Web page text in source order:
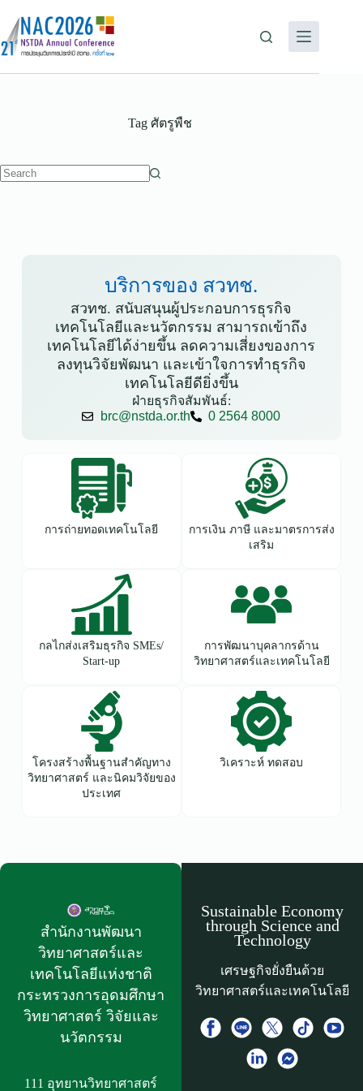
Tagศัตรูพืช
บริการของ สวทช.
สวทช. สนับสนุนผู้ประกอบการธุรกิจ
เทคโนโลยีและนวัตกรรม สามารถเข้าถึง
เทคโนโลยีได้ง่ายขึ้น ลดความเสี่ยงของการ
ลงทุนวิจัยพัฒนา และเข้าใจการทำธุรกิจ
เทคโนโลยีดียิ่งขึ้น
ฝ่ายธุรกิจสัมพันธ์:
brc@nstda.or.th
0 2564 8000
การถ่ายทอดเทคโนโลยี
การเงิน ภาษี และมาตรการส่ง
เสริม
กลไกส่งเสริมธุรกิจ SMEs/
Start-up
การพัฒนาบุคลากรด้าน
วิทยาศาสตร์และเทคโนโลยี
โครงสร้างพื้นฐานสำคัญทาง
วิทยาศาสตร์ และนิคมวิจัยของ
ประเทศ
วิเคราะห์ ทดสอบ
สำนักงานพัฒนา
วิทยาศาสตร์และ
เทคโนโลยีแห่งชาติ​
กระทรวงการอุดมศึกษา
วิทยาศาสตร์ วิจัยและ
นวัตกรรม
111 อุทยานวิทยาศาสตร์
Sustainable Economy
through Science and
Technology
เศรษฐกิจยั่งยืนด้วย
วิทยาศาสตร์และเทคโนโลยี